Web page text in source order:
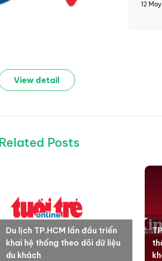
12
View detail
Related Posts
Du lịch TP.HCM lần đầu triển
khai hệ thống theo dõi dữ liệu
du khách